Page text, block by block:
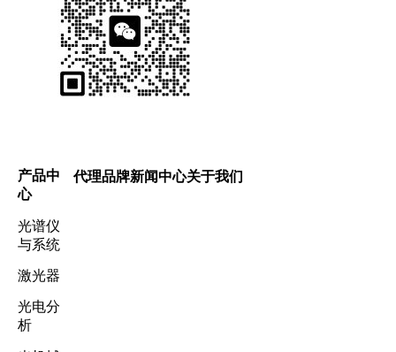
产品中
心
光谱仪
与系统
激光器
光电分
析
代理品牌新闻中心关于我们